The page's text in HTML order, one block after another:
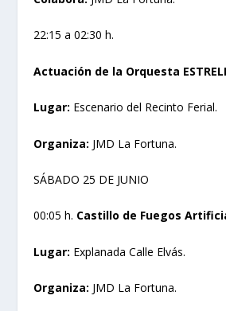
22:15 a 02:30 h.
Actuación de la Orquesta
Lugar: Escenario del Recinto Ferial.
Organiza: JMD La Fortuna.
SÁBADO 25 DE JUNIO
00:05 h. Castillo de Fuegos
Lugar: Explanada Calle Elvás.
Organiza: JMD La Fortuna.